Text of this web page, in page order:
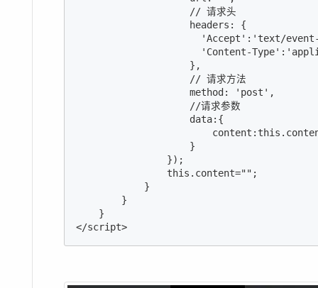
                    // 请求头
                    headers: {
'Accept':'text/
'Content-
                    },
                    // 请求方法
                    method: 'post',
                    //请求参数
                    data:{
                    }
                });
                this.content="";
            }
        }
    }